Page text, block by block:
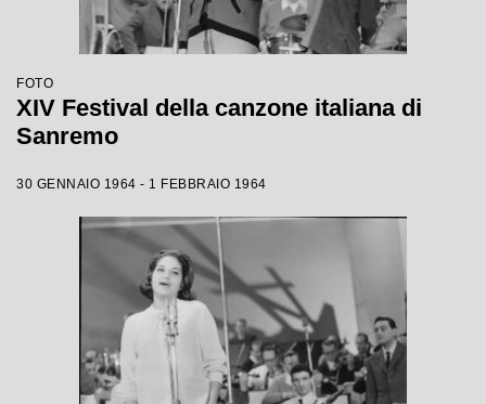
FOTO
XIV Festival della canzone italiana di
Sanremo
30 GENNAIO 1964 - 1 FEBBRAIO 1964